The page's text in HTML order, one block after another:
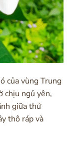
của vùng Trung
chịu ngủ yên,
giữa thử
thô ráp và